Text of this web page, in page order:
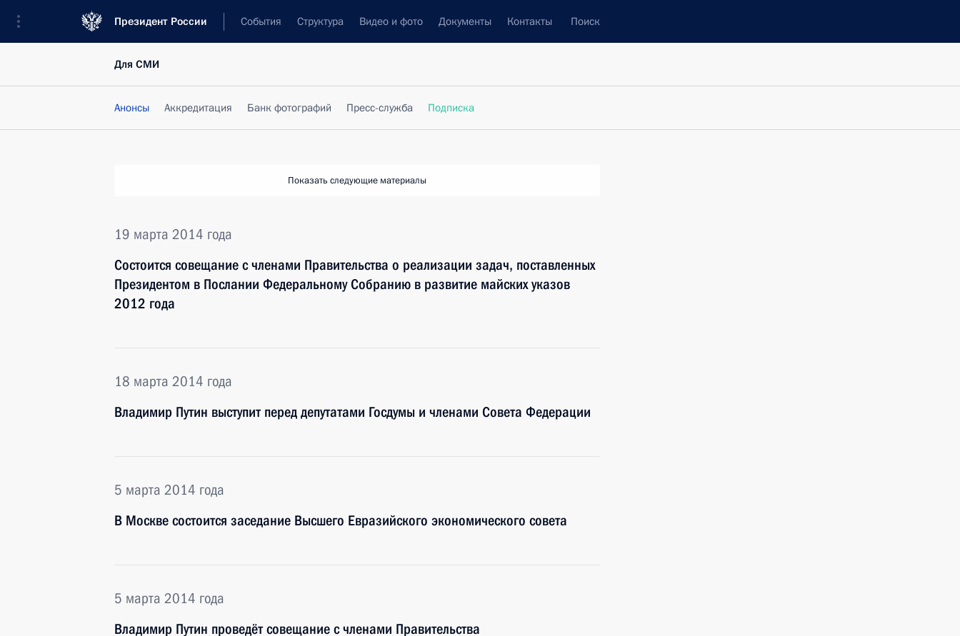
Президент России События Структура Видео и фото Документы Контакты Поиск
Для СМИ
Анонсы Аккредитация Банк фотографий Пресс-служба Подписка
Показать следующие материалы
19 марта 2014 года
Состоится совещание с членами Правительства о реализации задач, поставленных
Президентом в Послании Федеральному Собранию в развитие майских указов
2012 года
18 марта 2014 года
Владимир Путин выступит перед депутатами Госдумы и членами Совета Федерации
5 марта 2014 года
В Москве состоится заседание Высшего Евразийского экономического совета
5 марта 2014 года
Владимир Путин проведёт совещание с членами Правительства